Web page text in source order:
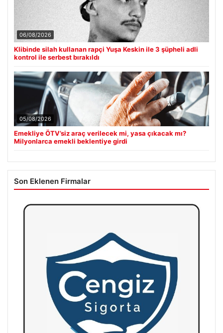
06/08/2026
Klibinde silah kullanan rapçi Yuşa Keskin ile 3 şüpheli adli
kontrol ile serbest bırakıldı
05/08/2026
Emekliye ÖTV’siz araç verilecek mi, yasa çıkacak mı?
Milyonlarca emekli beklentiye girdi
Son Eklenen Firmalar